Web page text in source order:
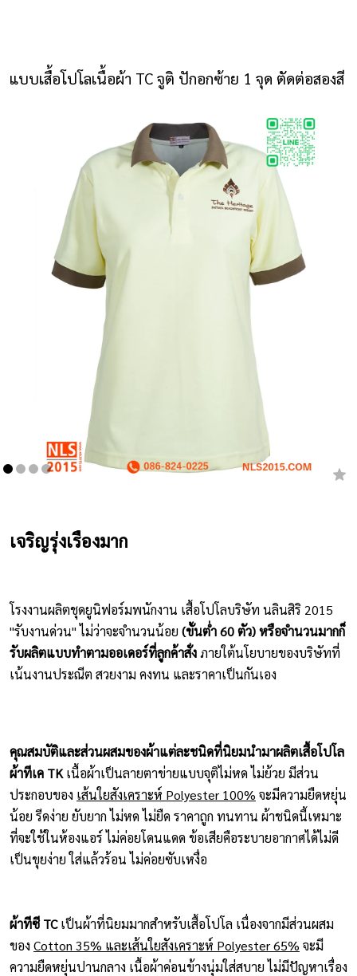
หน้าแรก
โปรแกรมออกแบบยูนิฟอร์ม
เสื้อโปโล
ผ้ากันเปื้อน
หมวก
ผลิตภัณฑ์อื่นๆ
ตัวอย่างปกเสื้อโปโล
ตัวอย่างแขนเสื้อโปโล
แบบเสื้อโปโลเนื้อผ้า TC จูติ ปักอกซ้าย 1 จุด ตัดต่อสองสี
เจริญรุ่งเรืองมาก
โรงงานผลิตชุดยูนิฟอร์มพนักงาน เสื้อโปโลบริษัท นลินสิริ 2015
"รับงานด่วน" ไม่ว่าจะจำนวนน้อย (ขั้นต่ำ 60 ตัว) หรือจำนวนมากก็
รับผลิตแบบทำตามออเดอร์ที่ลูกค้าสั่งภายใต้นโยบายของบริษัทที่
เน้นงานประณีต สวยงาม คงทน และราคาเป็นกันเอง
คุณสมบัติและส่วนผสมของผ้าแต่ละชนิดที่นิยมนำมาผลิตเสื้อโปโล
ผ้าทีเค TKเนื้อผ้าเป็นลายตาข่ายแบบจุติไม่หด ไม่ย้วย มีส่วน
ประกอบของ เส้นใยสังเคราะห์ Polyester 100% จะมีความยืดหยุ่น
น้อย รีดง่าย ยับยาก ไม่หด ไม่ยืด ราคาถูก ทนทาน ผ้าชนิดนี้เหมาะ
ที่จะใช้ในห้องแอร์ ไม่ค่อยโดนแดด ข้อเสียคือระบายอากาศได้ไม่ดี
เป็นขุยง่าย ใส่แล้วร้อน ไม่ค่อยซับเหงื่อ
ผ้าทีซี TCเป็นผ้าที่นิยมมากสำหรับเสื้อโปโล เนื่องจากมีส่วนผสม
ของ Cotton 35% และเส้นใยสังเคราะห์ Polyester 65% จะมี
ความยืดหยุ่นปานกลาง เนื้อผ้าค่อนข้างนุ่มใส่สบาย ไม่มีปัญหาเรื่อง